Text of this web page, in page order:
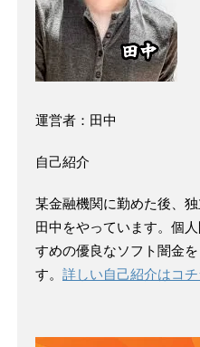
運営者：田中
自己紹介
某金融機関に勤めた後、
田中をやっています。個
すめの優良なソフト闇金
す。 詳しい自己紹介はコチ